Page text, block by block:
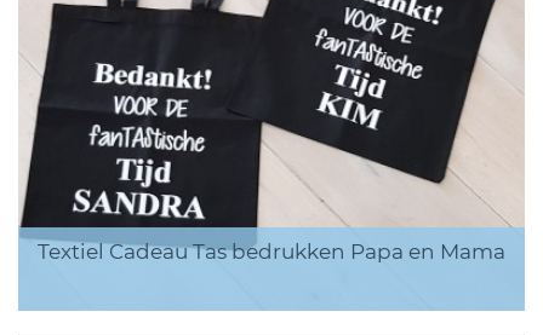
Textiel Cadeau Tas bedrukken Papa en Mama